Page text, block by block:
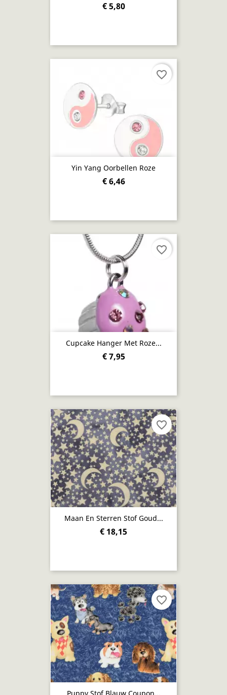
€ 5,80
Yin Yang Oorbellen Roze
€ 6,46
favorite_border
Cupcake Hanger Met Roze...
€ 7,95
favorite_border
Maan En Sterren Stof Goud...
€ 18,15
favorite_border
favorite_border